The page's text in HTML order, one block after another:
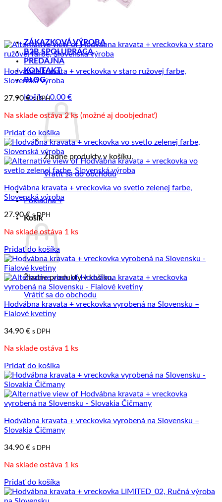
Hodvábne vlasové sety Limited
Zimné šále z Merino vlny
Šperky ku šatkám a šálom
ZÁKAZKOVÁ VÝROBA
B2B SPOLUPRÁCA
PREDAJŇA
KONTAKT
BLOG
Košík /0.00 €
Žiadne produkty v košíku.
Vrátiť sa do obchodu
Pokladňa +
Košík
Žiadne produkty v košíku.
Vrátiť sa do obchodu
Hodvábna kravata + vreckovka v staro ružovej farbe,
Slovenská výroba
27.90€ s DPH
Na sklade ostáva 2 ks (možné aj doobjednať)
Pridať do košíka
Hodvábna kravata + vreckovka vo svetlo zelenej farbe,
Slovenská výroba
27.90€ s DPH
Na sklade ostáva 1 ks
Pridať do košíka
Hodvábna kravata + vreckovka vyrobená na Slovensku –
Fialové kvetiny
34.90 € s DPH
Na sklade ostáva 1 ks
Pridať do košíka
Hodvábna kravata + vreckovka vyrobená na Slovensku –
Slovakia Čičmany
34.90 € s DPH
Na sklade ostáva 1 ks
Pridať do košíka